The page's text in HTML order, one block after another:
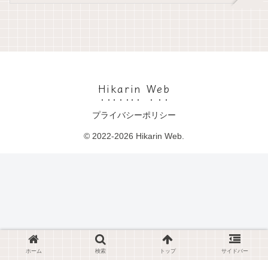
Hikarin Web
プライバシーポリシー
© 2022-2026 Hikarin Web.
ホーム 検索 トップ サイドバー